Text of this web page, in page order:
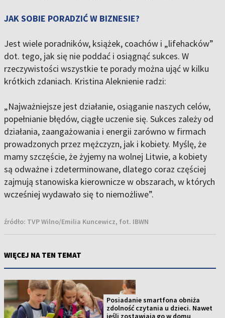
JAK SOBIE PORADZIĆ W BIZNESIE?
Jest wiele poradników, książek, coachów i „lifehacków”
dot. tego, jak się nie poddać i osiągnąć sukces. W
rzeczywistości wszystkie te porady można ująć w kilku
krótkich zdaniach. Kristina Aleknienie radzi:
„Najważniejsze jest działanie, osiąganie naszych celów,
popełnianie błędów, ciągłe uczenie się. Sukces zależy od
działania, zaangażowania i energii zarówno w firmach
prowadzonych przez mężczyzn, jak i kobiety. Myślę, że
mamy szczęście, że żyjemy na wolnej Litwie, a kobiety
są odważne i zdeterminowane, dlatego coraz częściej
zajmują stanowiska kierownicze w obszarach, w których
wcześniej wydawało się to niemożliwe”.
źródło: TVP Wilno/Emilia Kuncewicz, fot. IBWN
WIĘCEJ NA TEN TEMAT
Posiadanie smartfona obniża
zdolność czytania u dzieci. Nawet